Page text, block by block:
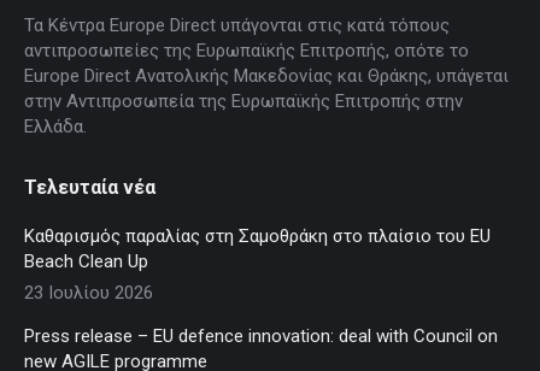
windowwindowwindowwindowwindow
Τα Κέντρα Europe Direct υπάγονται στις κατά τόπους
αντιπροσωπείες της Ευρωπαϊκής Επιτροπής, οπότε το
Europe Direct Ανατολικής Μακεδονίας και Θράκης, υπάγεται
στην Αντιπροσωπεία της Ευρωπαϊκής Επιτροπής στην
Ελλάδα.
Τελευταία νέα
Καθαρισμός παραλίας στη Σαμοθράκη στο πλαίσιο του EU
Beach Clean Up
23 Ιουλίου 2026
Press release – EU defence innovation: deal with Council on
new AGILE programme